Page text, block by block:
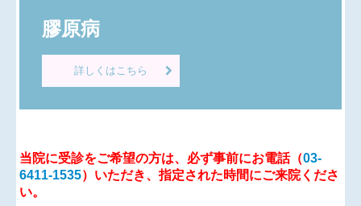
膠原病
詳しくはこちら
当院に受診をご希望の方は、必ず事前にお電話（03-
6411-1535）いただき、指定された時間にご来院くださ
い。